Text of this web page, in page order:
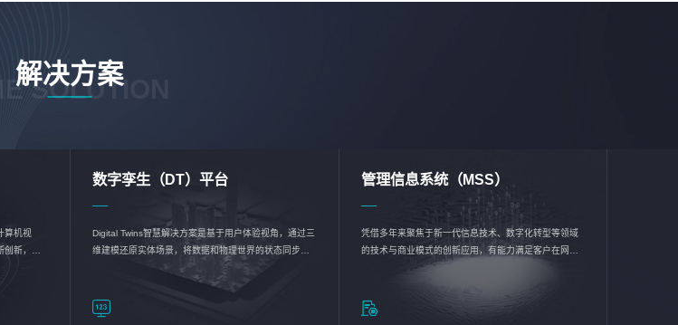
解决方案
SOLUTION
算机视
新，持
能力开放
数字孪生（DT）平台
Digital Twins智慧解决方案是基于用户体验视角，通过三
维建模还原实体场景，将数据和物理世界的状态同步呈
现，使用户对关键数据有更直观的感受，推动各行业完
成智能化转型，实现新旧动能的转换
管理信息系统（MSS）
凭借多年来聚焦于新一代信息技术、数字化转型等领域
的技术与商业模式的创新应用，有能力满足客户在网络
优化、运营维护和信息安全防护等方面的需求，为客户